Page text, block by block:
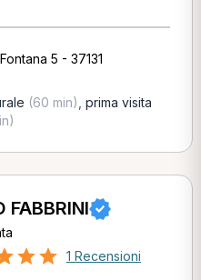
5 - 37131
(60 min) prima visita
FABBRINI
1 Recensioni